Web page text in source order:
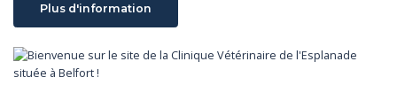
Plus d'information